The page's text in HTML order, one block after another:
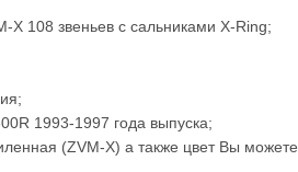
X 108 звеньев с сальниками X-Ring;
1993-1997 года выпуска;
(ZVM-X) а также цвет Вы